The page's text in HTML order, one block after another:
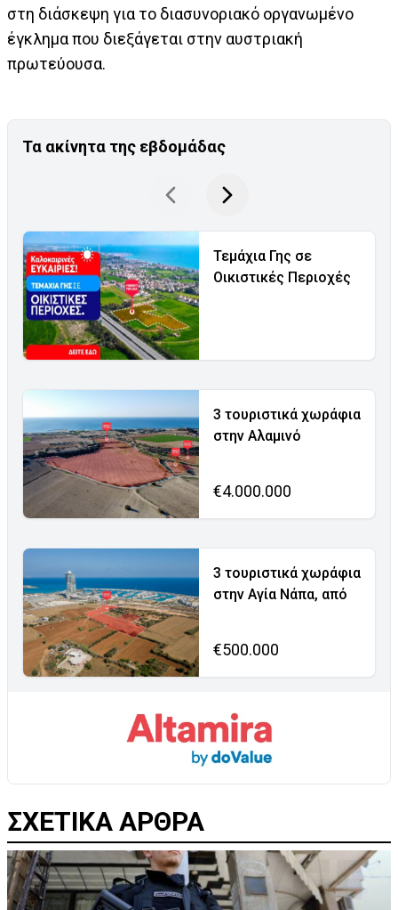
στη διάσκεψη για το διασυνοριακό οργανωμένο
έγκλημα που διεξάγεται στην αυστριακή
πρωτεύουσα.
Τα ακίνητα της εβδομάδας
Τεμάχια Γης σε
Οικιστικές Περιοχές
3 τουριστικά χωράφια
στην Αλαμινό
€4.000.000
3 τουριστικά χωράφια
στην Αγία Νάπα, από
€500.000
ΣΧΕΤΙΚΑ ΑΡΘΡΑ